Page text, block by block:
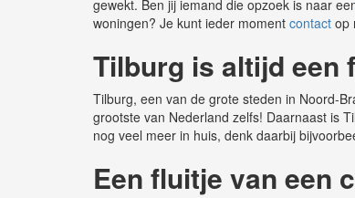
gewekt. Ben jij iemand die opzoek is naar
woningen? Je kunt ieder moment contact op
Tilburg is altijd een
Tilburg, een van de grote steden in Noord-
grootste van Nederland zelfs! Daarnaast is
nog veel meer in huis, denk daarbij
Een fluitje van een